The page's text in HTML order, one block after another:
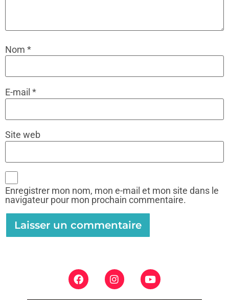
Nom *
E-mail *
Site web
Enregistrer mon nom, mon e-mail et mon site dans le
navigateur pour mon prochain commentaire.